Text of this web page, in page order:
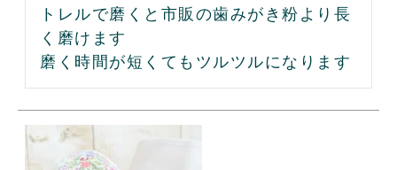
トレルで磨くと市販の歯みがき粉より長
く磨けます
磨く時間が短くてもツルツルになります